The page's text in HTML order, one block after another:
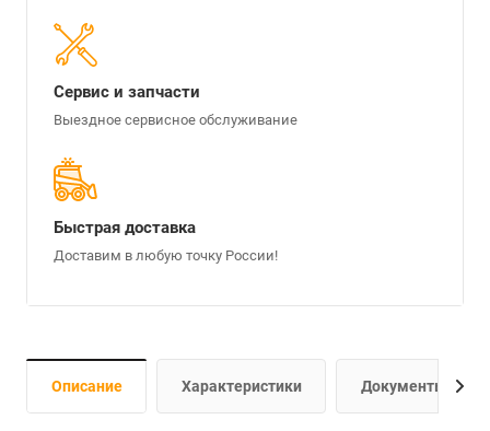
Сервис и запчасти
Выездное сервисное обслуживание
Быстрая доставка
Доставим в любую точку России!
Описание Характеристики Документы